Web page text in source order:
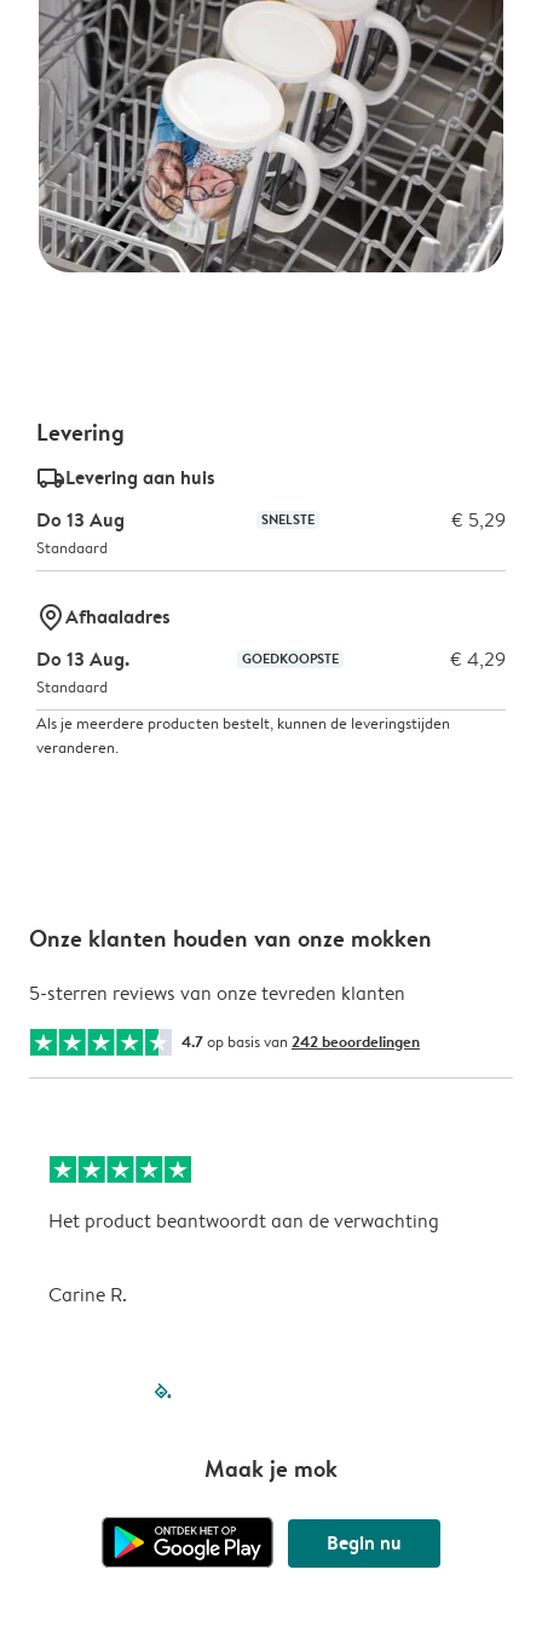
Levering
delivery_standard_v2Levering aan huis
Do 13 Aug
SNELSTE € 5,29
Standaard
marker-pinAfhaaladres
Do 13 Aug.
GOEDKOOPSTE € 4,29
Standaard
Als je meerdere producten bestelt, kunnen de leveringstijden
veranderen.
Onze klanten houden van onze mokken
5-sterren reviews van onze tevreden klanten
4.7op basis van 242 beoordelingen
Het product beantwoordt aan de verwachting
Carine R.
filled-pagination
Maak je mok
Begin nu